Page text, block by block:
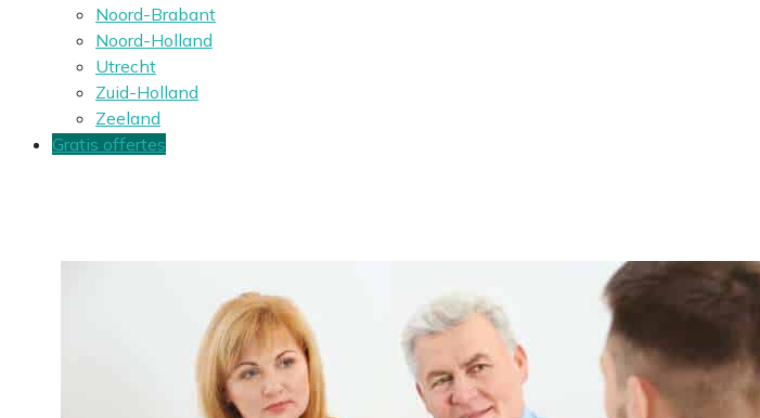
Noord-Brabant
Noord-Holland
Utrecht
Zuid-Holland
Zeeland
Gratis offertes